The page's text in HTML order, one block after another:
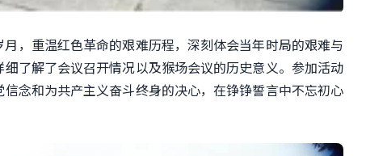
月 ， 重温红色革命的艰难历程， 深刻体会当年时局的艰难与
了解了会议召开情况以及猴场会议的历史意义。参加活动
信念和为共产主义奋斗终身的决心，在铮铮誓言中不忘初心